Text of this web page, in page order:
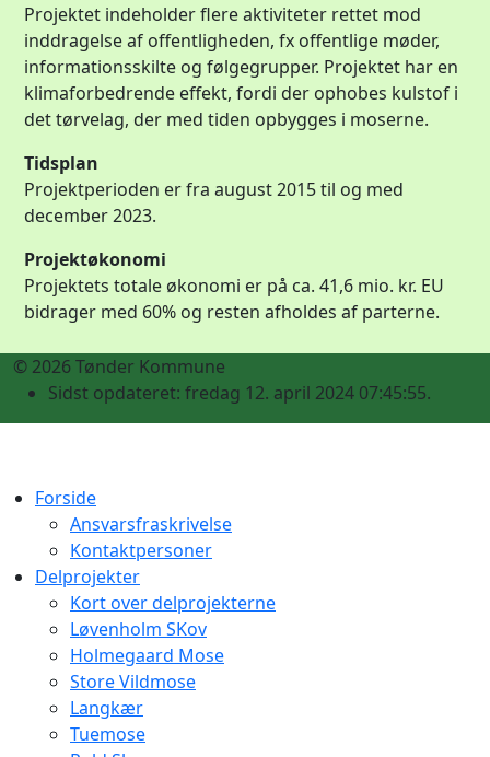
Projektet indeholder flere aktiviteter rettet mod
inddragelse af offentligheden, fx offentlige møder,
informationsskilte og følgegrupper. Projektet har en
klimaforbedrende effekt, fordi der ophobes kulstof i
det tørvelag, der med tiden opbygges i moserne.
Tidsplan
Projektperioden er fra august 2015 til og med
december 2023.
Projektøkonomi
Projektets totale økonomi er på ca. 41,6 mio. kr. EU
bidrager med 60% og resten afholdes af parterne.
© 2026 Tønder Kommune
Sidst opdateret: fredag 12. april 2024 07:45:55.
Forside
Ansvarsfraskrivelse
Kontaktpersoner
Delprojekter
Kort over delprojekterne
Løvenholm SKov
Holmegaard Mose
Store Vildmose
Langkær
Tuemose